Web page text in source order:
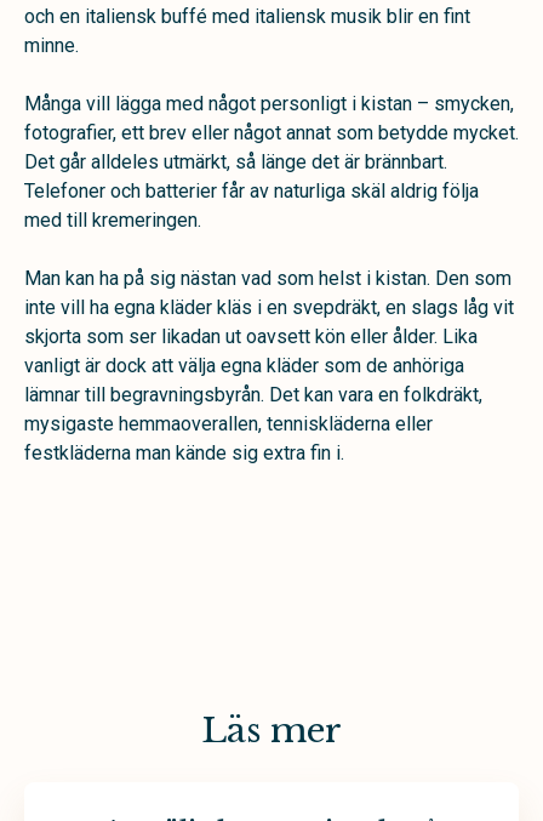
och en italiensk buffé med italiensk musik blir en fint
minne.
Många vill lägga med något personligt i kistan – smycken,
fotografier, ett brev eller något annat som betydde mycket.
Det går alldeles utmärkt, så länge det är brännbart.
Telefoner och batterier får av naturliga skäl aldrig följa
med till kremeringen.
Man kan ha på sig nästan vad som helst i kistan. Den som
inte vill ha egna kläder kläs i en svepdräkt, en slags låg vit
skjorta som ser likadan ut oavsett kön eller ålder. Lika
vanligt är dock att välja egna kläder som de anhöriga
lämnar till begravningsbyrån. Det kan vara en folkdräkt,
mysigaste hemmaoverallen, tenniskläderna eller
festkläderna man kände sig extra fin i.
Läs mer